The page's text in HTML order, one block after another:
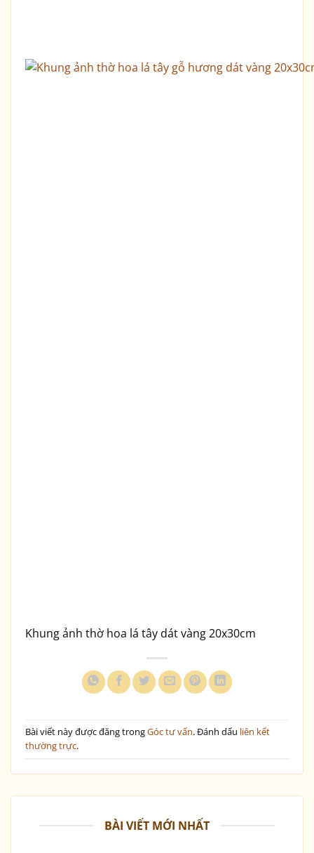
Khung ảnh thờ hoa lá tây dát vàng 20x30cm
Bài viết này được đăng trongGóc tư vấn. Đánh dấu liên kết
thường trực.
BÀI VIẾT MỚI NHẤT